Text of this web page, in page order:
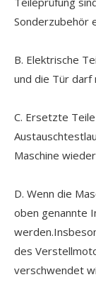
Sonderzubehör
B. Elektrische
und die Tür
C. Ersetzte
Maschine
D. Wenn die
oben genannte
des
verschwendet